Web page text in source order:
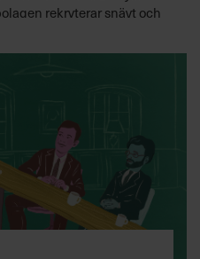
rekryterar snävt och